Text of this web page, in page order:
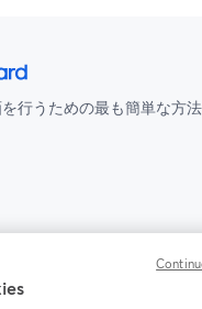
行うための最も簡単な方法